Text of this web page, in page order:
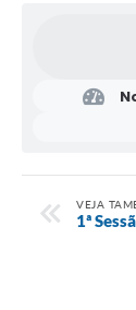
VEJA
1ª